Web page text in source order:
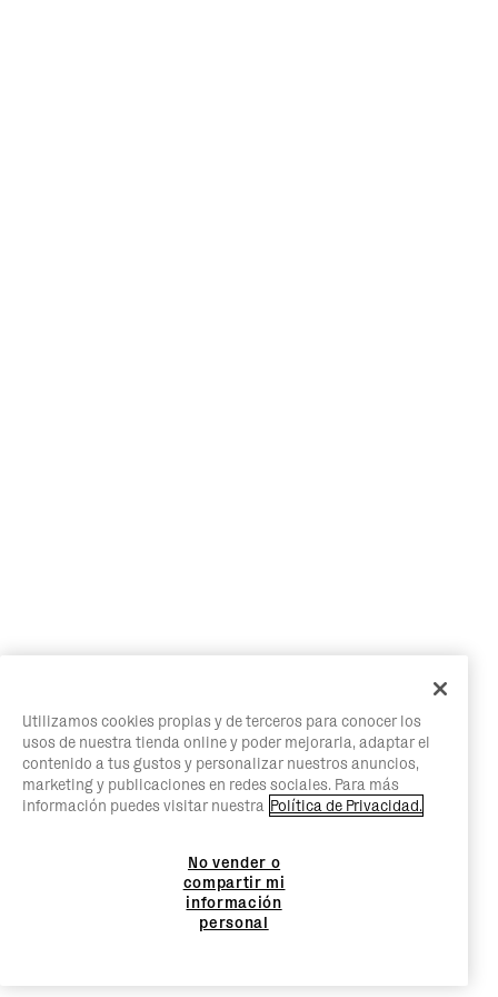
Utilizamos cookies propias y de terceros para conocer los
usos de nuestra tienda online y poder mejorarla, adaptar el
contenido a tus gustos y personalizar nuestros anuncios,
marketing y publicaciones en redes sociales. Para más
información puedes visitar nuestra Política de Privacidad.
No vender o
compartir mi
información
personal